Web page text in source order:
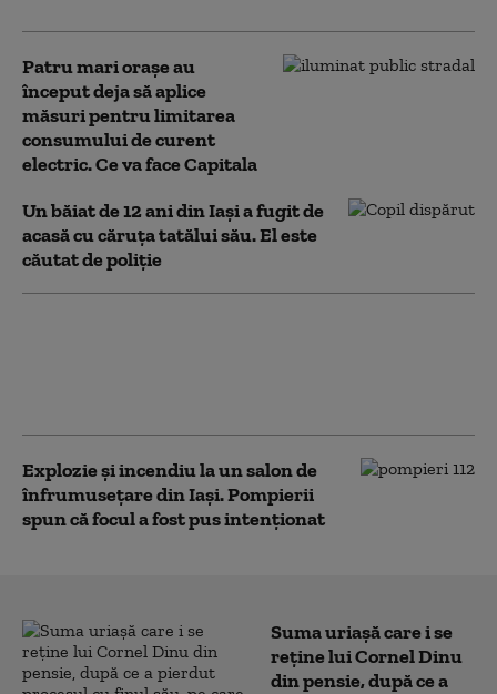
Patru mari orașe au
început deja să aplice
măsuri pentru limitarea
consumului de curent
electric. Ce va face Capitala
Un băiat de 12 ani din Iași a fugit de
acasă cu căruţa tatălui său. El este
căutat de poliție
Explozie și incendiu la un salon de
înfrumusețare din Iași. Pompierii
spun că focul a fost pus intenționat
Suma uriașă care i se
reține lui Cornel Dinu
din pensie, după ce a